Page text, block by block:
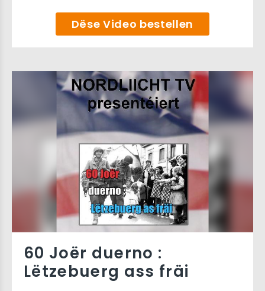
Dëse Video bestellen
60 Joër duerno :
Lëtzebuerg ass fräi